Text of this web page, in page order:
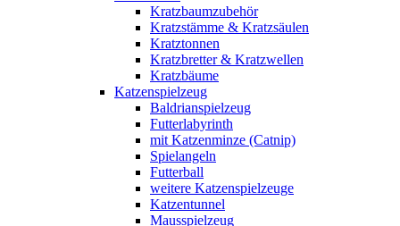
Kratzbaumzubehör
Kratzstämme & Kratzsäulen
Kratztonnen
Kratzbretter & Kratzwellen
Kratzbäume
Katzenspielzeug
Baldrianspielzeug
Futterlabyrinth
mit Katzenminze (Catnip)
Spielangeln
Futterball
weitere Katzenspielzeuge
Katzentunnel
Mausspielzeug